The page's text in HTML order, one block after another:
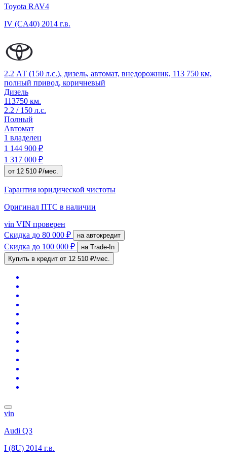
Toyota RAV4
IV (CA40) 2014 г.в.
2.2 АТ (150 л.с.), дизель, автомат, внедорожник, 113 750 км,
полный привод, коричневый
Дизель
113750 км.
2.2 / 150 л.с.
Полный
Автомат
1 владелец
1 144 900 ₽
1 317 000 ₽
от 12 510 ₽/мес.
Гарантия юридической чистоты
Оригинал ПТС в наличии
vin VIN проверен
Скидка до 80 000 ₽ на автокредит
Скидка до 100 000 ₽
на Trade-In
Купить в кредит от 12 510 ₽/мес.
vin
Audi Q3
I (8U) 2014 г.в.